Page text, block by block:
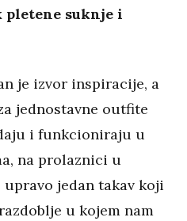
pletene suknje i
je izvor inspiracije, a
jednostavne outfite
i funkcioniraju u
na prolaznici u
jedan takav koji
u kojem nam